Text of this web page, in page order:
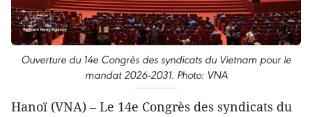
Ouverture du 14e Congrès des syndicats du Vietnam pour le
mandat 2026-2031. Photo: VNA
Hanoï (VNA) – Le 14e Congrès des syndicats du